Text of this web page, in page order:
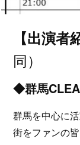
【出演者
同）
◆群馬
群馬を中心に
街をファンの